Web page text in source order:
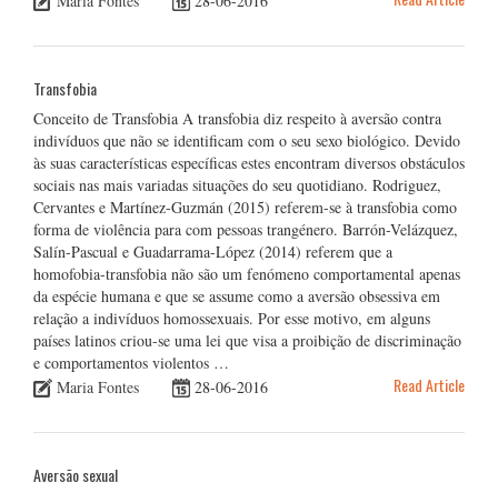
Transfobia
Conceito de Transfobia A transfobia diz respeito à aversão contra
indivíduos que não se identificam com o seu sexo biológico. Devido
às suas características específicas estes encontram diversos obstáculos
sociais nas mais variadas situações do seu quotidiano. Rodriguez,
Cervantes e Martínez-Guzmán (2015) referem-se à transfobia como
forma de violência para com pessoas trangénero. Barrón-Velázquez,
Salín-Pascual e Guadarrama-López (2014) referem que a
homofobia-transfobia não são um fenómeno comportamental apenas
da espécie humana e que se assume como a aversão obsessiva em
relação a indivíduos homossexuais. Por esse motivo, em alguns
países latinos criou-se uma lei que visa a proibição de discriminação
e comportamentos violentos …
Maria Fontes
28-06-2016 Read Article
Aversão sexual